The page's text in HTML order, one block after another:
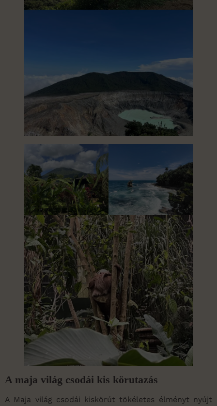
A maja világ csodái kis körutazás
A Maja világ csodái kiskörút tökéletes élményt nyújt